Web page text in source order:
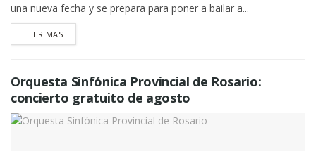
una nueva fecha y se prepara para poner a bailar a...
LEER MASDETAILS
Orquesta Sinfónica Provincial de Rosario:
concierto gratuito de agosto